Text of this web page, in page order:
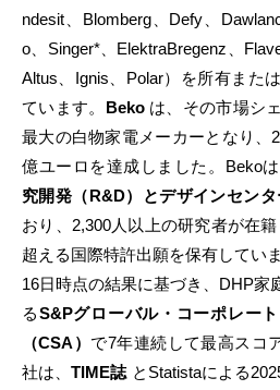
ndesit、Blomberg、Defy、
o、Singer*、ElektraBregenz、
Altus、Ignis、Polar）を所有また
ています。 Bekoは、その市場シ
最大の白物家電メーカーとなり、
億ユーロを達成しました。Beko
究開発（R&D）とデザインセン
おり、2,300人以上の研究者が在
超える国際特許出願を保有してい
16日時点の結果に基づき、DHP家
るS&Pグローバル・コーポレー
（CSA） で7年連続して最高スコ
社は、TIME誌とStatistaによる